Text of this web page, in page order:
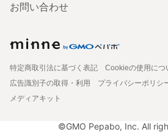
お問い合わせ
特定商取引法に基づく表記
Cookieの使用につ
広告識別子の取得・利用
プライバシーポリシ
メディアキット
©GMO Pepabo, Inc. All